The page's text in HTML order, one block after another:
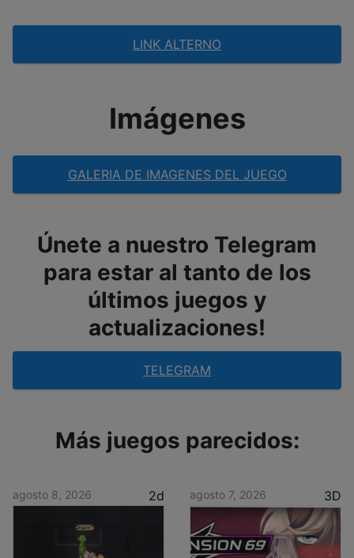
LINK ALTERNO
Imágenes
GALERIA DE IMAGENES DEL JUEGO
Únete a nuestro Telegram
para estar al tanto de los
últimos juegos y
actualizaciones!
TELEGRAM
Más juegos parecidos:
agosto 8, 2026 2d agosto 7, 2026 3D